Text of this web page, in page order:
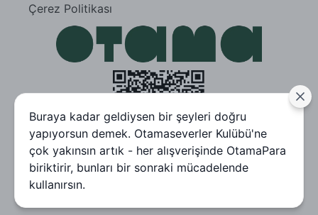
Çerez Politikası
Buraya kadar geldiysen bir şeyleri doğru
yapıyorsun demek. Otamaseverler Kulübü'ne
çok yakınsın artık - her alışverişinde OtamaPara
biriktirir, bunları bir sonraki mücadelende
kullanırsın.